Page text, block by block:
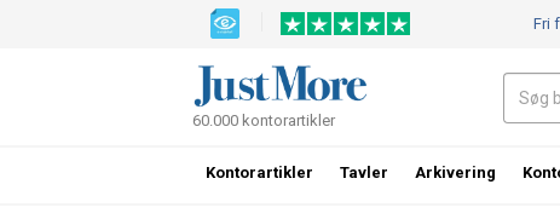
Fri
60.000 kontorartikler
Kontorartikler Tavler Arkivering